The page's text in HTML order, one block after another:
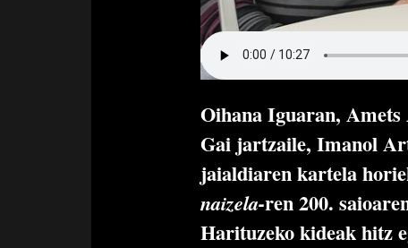
Oihana Iguaran,
Gai jartzaile, Imanol
jaialdiaren kartela
naizela-ren 200.
Harituzeko kideak hitz